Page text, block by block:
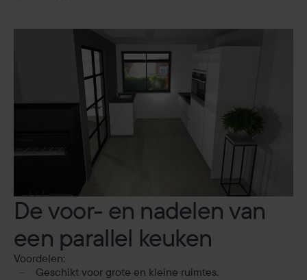
De voor- en nadelen van
een parallel keuken
Voordelen:
Geschikt voor grote en kleine ruimtes.